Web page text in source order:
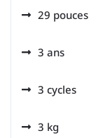
29 pouces
3 ans
3 cycles
3 kg